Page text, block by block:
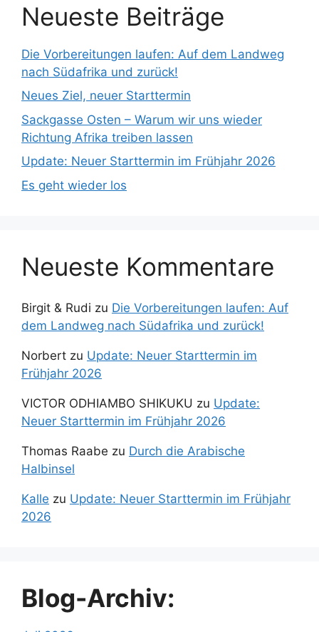
Neueste Beiträge
Die Vorbereitungen laufen: Auf dem Landweg
nach Südafrika und zurück!
Neues Ziel, neuer Starttermin
Sackgasse Osten – Warum wir uns wieder
Richtung Afrika treiben lassen
Update: Neuer Starttermin im Frühjahr 2026
Es geht wieder los
Neueste Kommentare
Birgit & Rudi zu Die Vorbereitungen laufen: Auf
dem Landweg nach Südafrika und zurück!
Norbert zu Update: Neuer Starttermin im
Frühjahr 2026
VICTOR ODHIAMBO SHIKUKU zu Update:
Neuer Starttermin im Frühjahr 2026
Thomas Raabe zu Durch die Arabische
Halbinsel
Kalle zu Update: Neuer Starttermin im Frühjahr
2026
Blog-Archiv: